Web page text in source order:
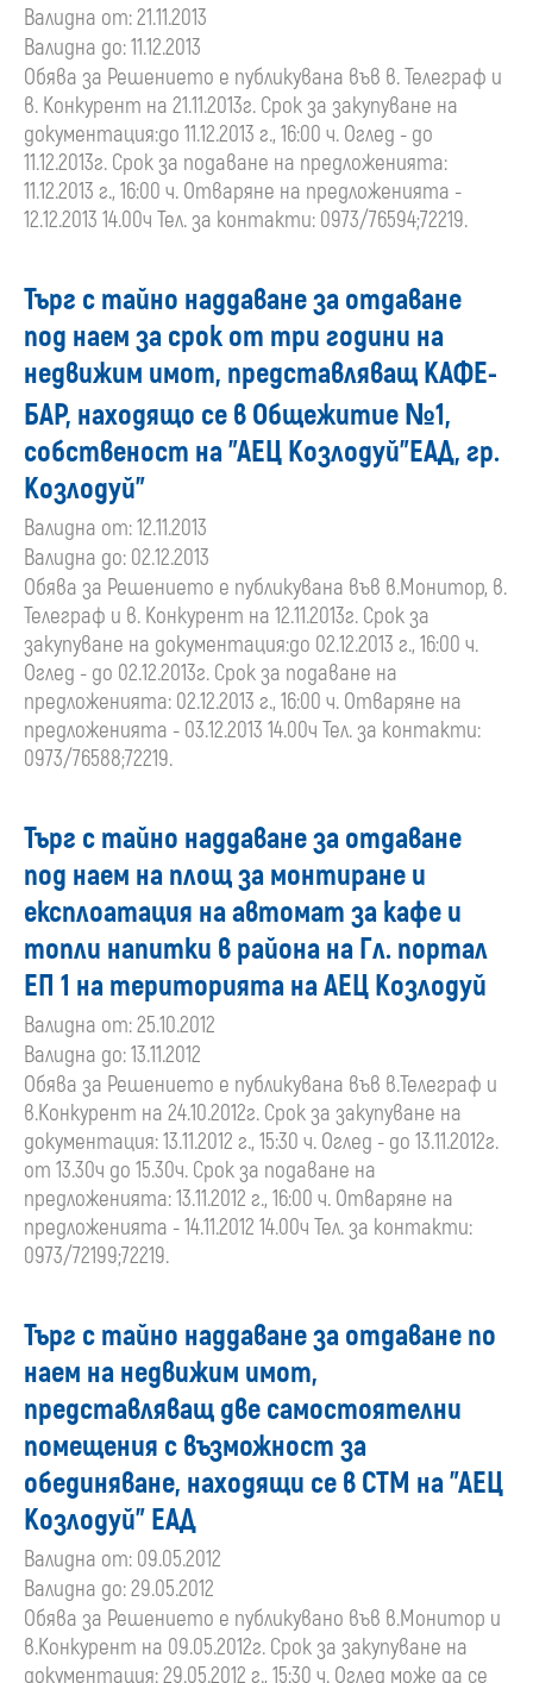
Валидна от: 21.11.2013
Валидна до: 11.12.2013
Обява за Решението е публикувана във в. Телеграф и
в. Конкурент на 21.11.2013г. Срок за закупуване на
документация:до 11.12.2013 г., 16:00 ч. Оглед - до
11.12.2013г. Срок за подаване на предложенията:
11.12.2013 г., 16:00 ч. Отваряне на предложенията -
12.12.2013 14.00ч Тел. за контакти: 0973/76594;72219.
Търг с тайно наддаване за отдаване
под наем за срок от три години на
недвижим имот, представляващ КАФЕ-
БАР, находящо се в Общежитие №1,
собственост на "АЕЦ Козлодуй"ЕАД, гр.
Козлодуй"
Валидна от: 12.11.2013
Валидна до: 02.12.2013
Обява за Решението е публикувана във в.Монитор, в.
Телеграф и в. Конкурент на 12.11.2013г. Срок за
закупуване на документация:до 02.12.2013 г., 16:00 ч.
Оглед - до 02.12.2013г. Срок за подаване на
предложенията: 02.12.2013 г., 16:00 ч. Отваряне на
предложенията - 03.12.2013 14.00ч Тел. за контакти:
0973/76588;72219.
Търг с тайно наддаване за отдаване
под наем на площ за монтиране и
експлоатация на автомат за кафе и
топли напитки в района на Гл. портал
ЕП 1 на територията на АЕЦ Козлодуй
Валидна от: 25.10.2012
Валидна до: 13.11.2012
Обява за Решението е публикувана във в.Телеграф и
в.Конкурент на 24.10.2012г. Срок за закупуване на
документация: 13.11.2012 г., 15:30 ч. Оглед - до 13.11.2012г.
от 13.30ч до 15.30ч. Срок за подаване на
предложенията: 13.11.2012 г., 16:00 ч. Отваряне на
предложенията - 14.11.2012 14.00ч Тел. за контакти:
0973/72199;72219.
Търг с тайно наддаване за отдаване по
наем на недвижим имот,
представляващ две самостоятелни
помещения с възможност за
обединяване, находящи се в СТМ на "АЕЦ
Козлодуй" ЕАД
Валидна от: 09.05.2012
Валидна до: 29.05.2012
Обява за Решението е публикувано във в.Монитор и
в.Конкурент на 09.05.2012г. Срок за закупуване на
документация: 29.05.2012 г., 15:30 ч. Оглед може да се